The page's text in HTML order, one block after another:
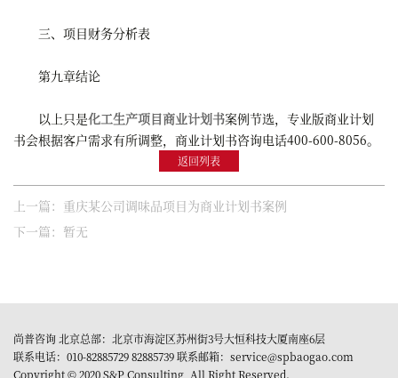
三、项目财务分析表
第九章结论
以上只是化工生产项目商业计划书案例节选，专业版商业计划
书会根据客户需求有所调整，商业计划书咨询电话400-600-8056。
返回列表
上一篇：重庆某公司调味品项目为商业计划书案例
下一篇：暂无
尚普咨询 北京总部：北京市海淀区苏州街3号大恒科技大厦南座6层
联系电话：010-82885729 82885739 联系邮箱：service@spbaogao.com
Copyright © 2020 S&P Consulting, All Right Reserved.